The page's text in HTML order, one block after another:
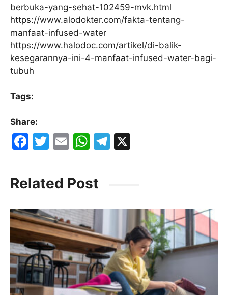
berbuka-yang-sehat-102459-mvk.html
https://www.alodokter.com/fakta-tentang-
manfaat-infused-water
https://www.halodoc.com/artikel/di-balik-
kesegarannya-ini-4-manfaat-infused-water-bagi-
tubuh
Tags:
Share:
F
c
e
b
o
o
k
T
itt
er
E
ai
l
W
at
s
A
p
p
T
a
Related Post